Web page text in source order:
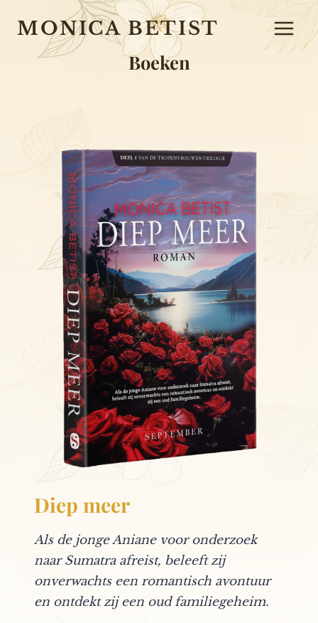
naar
inhoud
MONICA BETIST
Boeken
Diep meer
Als de jonge Aniane voor onderzoek
naar Sumatra afreist, beleeft zij
onverwachts een romantisch avontuur
en ontdekt zij een oud familiegeheim.